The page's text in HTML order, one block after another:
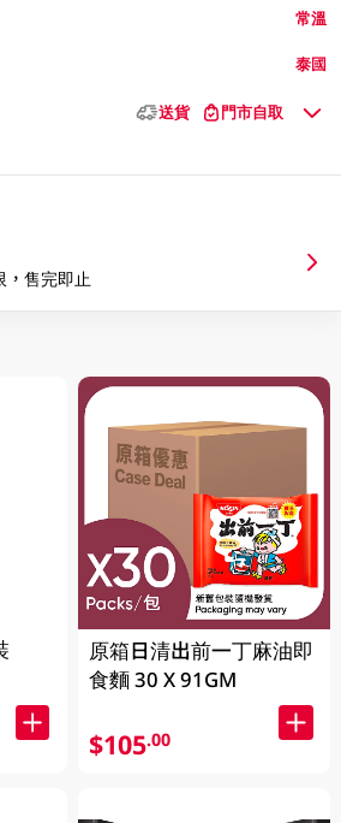
常溫
泰國
送貨 門市自取
，售完即止
原箱日清出前一丁麻油即
食麵 30 X 91GM
$105.00